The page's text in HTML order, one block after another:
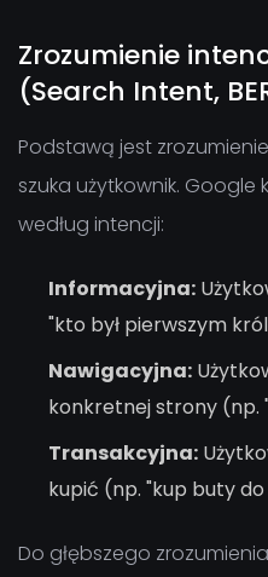
Zrozumienie
(Search Intent,
Podstawą jest
szuka użytkownik.
według intencji:
Informacyjna:
"kto był pierwszym
Nawigacyjna:
konkretnej strony (np.
Transakcyjna:
kupić (np. "kup buty
Do głębszego